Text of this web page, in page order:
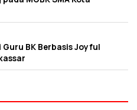
BK Berbasis Joyful